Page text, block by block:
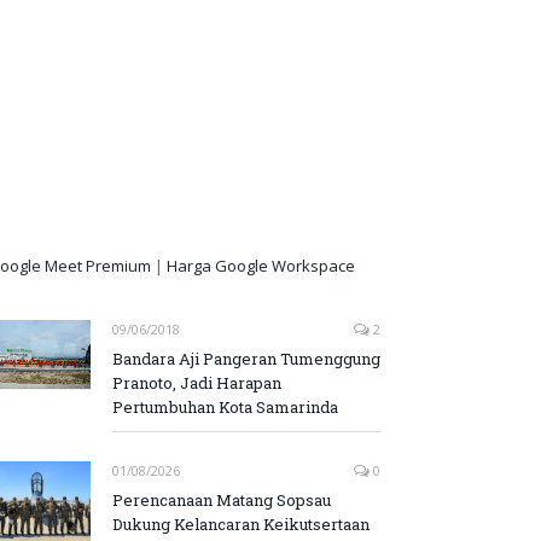
Meet Premium | Harga Google Workspace
09/06/2018 2
Bandara Aji Pangeran Tumenggung
Pranoto, Jadi Harapan
Pertumbuhan Kota Samarinda
01/08/2026 0
Perencanaan Matang Sopsau
Dukung Kelancaran Keikutsertaan